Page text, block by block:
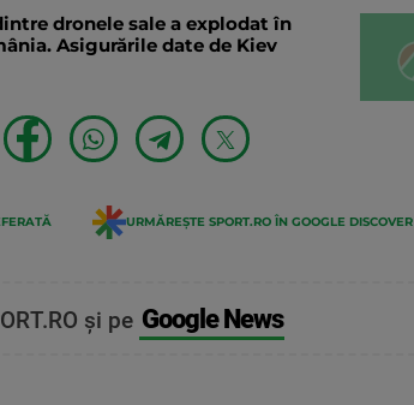
dronele sale a explodat în
Asigurările date de Kiev
URMĂREȘTE SPORT.RO ÎN GOOGLE DISCOVER
și pe Google News